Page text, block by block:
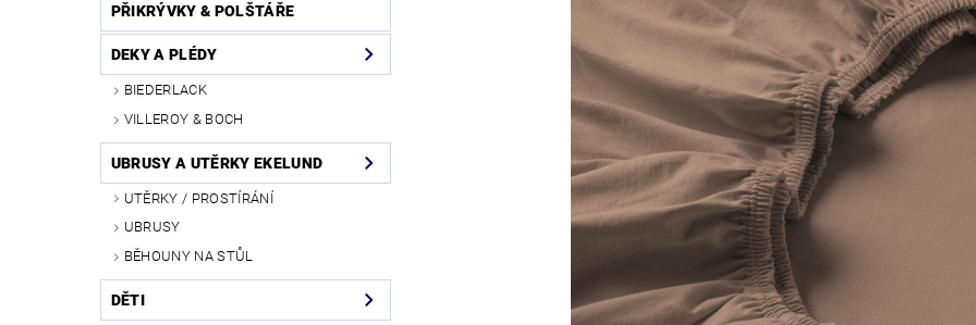
PŘIKRÝVKY & POLŠTÁŘE
DEKY A PLÉDY
BIEDERLACK
VILLEROY & BOCH
UBRUSY A UTĚRKY EKELUND
UTĚRKY / PROSTÍRÁNÍ
UBRUSY
BĚHOUNY NA STŮL
DĚTI